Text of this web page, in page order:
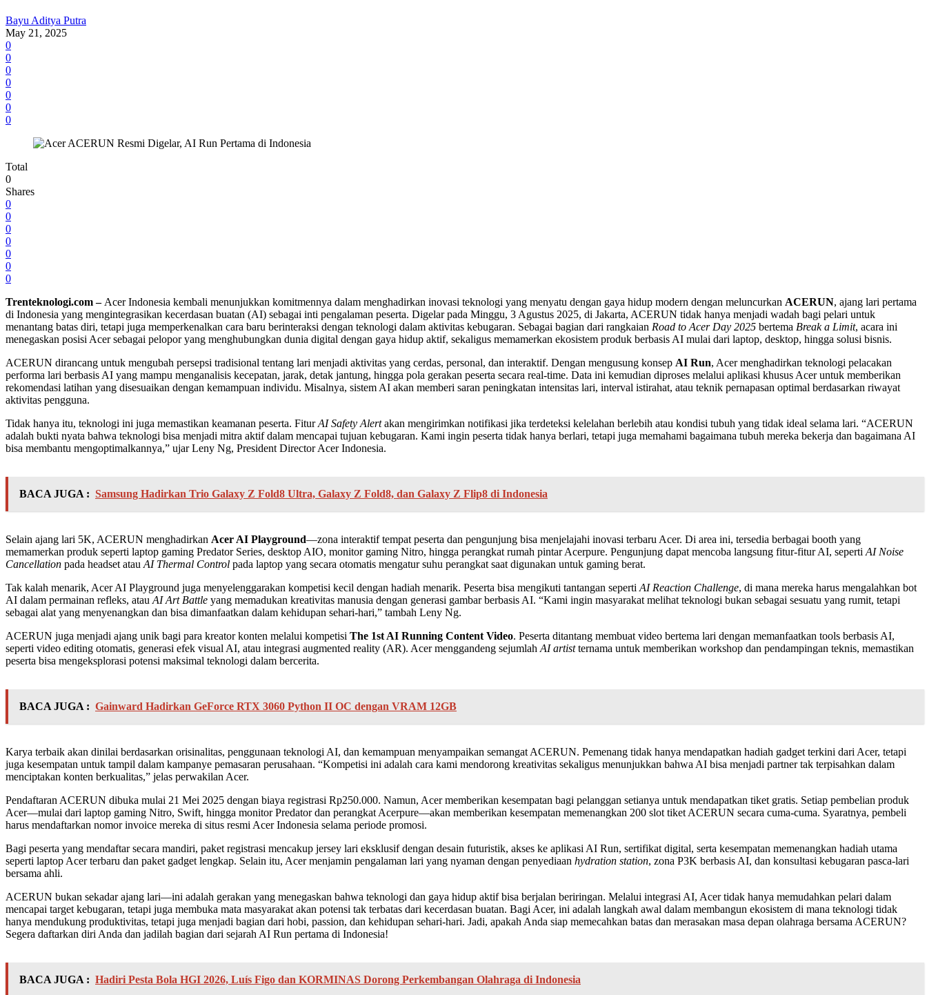
Bayu Aditya Putra
May 21, 2025
0
0
0
0
0
0
0
Total
0
Shares
0
0
0
0
0
0
0
Trenteknologi.com – Acer Indonesia kembali menunjukkan komitmennya dalam menghadirkan inovasi teknologi yang menyatu dengan gaya hidup modern dengan meluncurkan ACERUN, ajang lari pertama
di Indonesia yang mengintegrasikan kecerdasan buatan (AI) sebagai inti pengalaman peserta. Digelar pada Minggu, 3 Agustus 2025, di Jakarta, ACERUN tidak hanya menjadi wadah bagi pelari untuk
menantang batas diri, tetapi juga memperkenalkan cara baru berinteraksi dengan teknologi dalam aktivitas kebugaran. Sebagai bagian dari rangkaian Road to Acer Day 2025 bertema Break a Limit, acara ini
menegaskan posisi Acer sebagai pelopor yang menghubungkan dunia digital dengan gaya hidup aktif, sekaligus memamerkan ekosistem produk berbasis AI mulai dari laptop, desktop, hingga solusi bisnis.
ACERUN dirancang untuk mengubah persepsi tradisional tentang lari menjadi aktivitas yang cerdas, personal, dan interaktif. Dengan mengusung konsep AI Run, Acer menghadirkan teknologi pelacakan
performa lari berbasis AI yang mampu menganalisis kecepatan, jarak, detak jantung, hingga pola gerakan peserta secara real-time. Data ini kemudian diproses melalui aplikasi khusus Acer untuk memberikan
rekomendasi latihan yang disesuaikan dengan kemampuan individu. Misalnya, sistem AI akan memberi saran peningkatan intensitas lari, interval istirahat, atau teknik pernapasan optimal berdasarkan riwayat
aktivitas pengguna.
Tidak hanya itu, teknologi ini juga memastikan keamanan peserta. FiturAI Safety Alertakan mengirimkan notifikasi jika terdeteksi kelelahan berlebih atau kondisi tubuh yang tidak ideal selama lari. “ACERUN
adalah bukti nyata bahwa teknologi bisa menjadi mitra aktif dalam mencapai tujuan kebugaran. Kami ingin peserta tidak hanya berlari, tetapi juga memahami bagaimana tubuh mereka bekerja dan bagaimana AI
bisa membantu mengoptimalkannya,” ujar Leny Ng, President Director Acer Indonesia.
BACA JUGA : Samsung Hadirkan Trio Galaxy Z Fold8 Ultra, Galaxy Z Fold8, dan Galaxy Z Flip8 di Indonesia
Selain ajang lari 5K, ACERUN menghadirkan Acer AI Playground—zona interaktif tempat peserta dan pengunjung bisa menjelajahi inovasi terbaru Acer. Di area ini, tersedia berbagai booth yang
memamerkan produk seperti laptop gaming Predator Series, desktop AIO, monitor gaming Nitro, hingga perangkat rumah pintar Acerpure. Pengunjung dapat mencoba langsung fitur-fitur AI, seperti AI Noise
Cancellation pada headset atau AI Thermal Control pada laptop yang secara otomatis mengatur suhu perangkat saat digunakan untuk gaming berat.
Tak kalah menarik, Acer AI Playground juga menyelenggarakan kompetisi kecil dengan hadiah menarik. Peserta bisa mengikuti tantangan seperti AI Reaction Challenge, di mana mereka harus mengalahkan bot
AI dalam permainan refleks, atau AI Art Battle yang memadukan kreativitas manusia dengan generasi gambar berbasis AI. “Kami ingin masyarakat melihat teknologi bukan sebagai sesuatu yang rumit, tetapi
sebagai alat yang menyenangkan dan bisa dimanfaatkan dalam kehidupan sehari-hari,” tambah Leny Ng.
ACERUN juga menjadi ajang unik bagi para kreator konten melalui kompetisi The 1st AI Running Content Video. Peserta ditantang membuat video bertema lari dengan memanfaatkan tools berbasis AI,
seperti video editing otomatis, generasi efek visual AI, atau integrasi augmented reality (AR). Acer menggandeng sejumlah AI artistternama untuk memberikan workshop dan pendampingan teknis, memastikan
peserta bisa mengeksplorasi potensi maksimal teknologi dalam bercerita.
BACA JUGA : Gainward Hadirkan GeForce RTX 3060 Python II OC dengan VRAM 12GB
Karya terbaik akan dinilai berdasarkan orisinalitas, penggunaan teknologi AI, dan kemampuan menyampaikan semangat ACERUN. Pemenang tidak hanya mendapatkan hadiah gadget terkini dari Acer, tetapi
juga kesempatan untuk tampil dalam kampanye pemasaran perusahaan. “Kompetisi ini adalah cara kami mendorong kreativitas sekaligus menunjukkan bahwa AI bisa menjadi partner tak terpisahkan dalam
menciptakan konten berkualitas,” jelas perwakilan Acer.
Pendaftaran ACERUN dibuka mulai 21 Mei 2025 dengan biaya registrasi Rp250.000. Namun, Acer memberikan kesempatan bagi pelanggan setianya untuk mendapatkan tiket gratis. Setiap pembelian produk
Acer—mulai dari laptop gaming Nitro, Swift, hingga monitor Predator dan perangkat Acerpure—akan memberikan kesempatan memenangkan 200 slot tiket ACERUN secara cuma-cuma. Syaratnya, pembeli
harus mendaftarkan nomor invoice mereka di situs resmi Acer Indonesia selama periode promosi.
Bagi peserta yang mendaftar secara mandiri, paket registrasi mencakup jersey lari eksklusif dengan desain futuristik, akses ke aplikasi AI Run, sertifikat digital, serta kesempatan memenangkan hadiah utama
seperti laptop Acer terbaru dan paket gadget lengkap. Selain itu, Acer menjamin pengalaman lari yang nyaman dengan penyediaan hydration station, zona P3K berbasis AI, dan konsultasi kebugaran pasca-lari
bersama ahli.
ACERUN bukan sekadar ajang lari—ini adalah gerakan yang menegaskan bahwa teknologi dan gaya hidup aktif bisa berjalan beriringan. Melalui integrasi AI, Acer tidak hanya memudahkan pelari dalam
mencapai target kebugaran, tetapi juga membuka mata masyarakat akan potensi tak terbatas dari kecerdasan buatan. Bagi Acer, ini adalah langkah awal dalam membangun ekosistem di mana teknologi tidak
hanya mendukung produktivitas, tetapi juga menjadi bagian dari hobi, passion, dan kehidupan sehari-hari. Jadi, apakah Anda siap memecahkan batas dan merasakan masa depan olahraga bersama ACERUN?
Segera daftarkan diri Anda dan jadilah bagian dari sejarah AI Run pertama di Indonesia!
BACA JUGA : Hadiri Pesta Bola HGI 2026, Luís Figo dan KORMINAS Dorong Perkembangan Olahraga di Indonesia